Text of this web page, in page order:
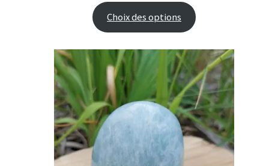
Choix des options